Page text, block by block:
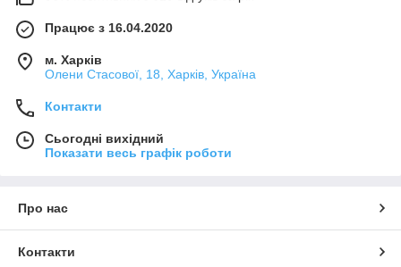
Працює з 16.04.2020
м. Харків
Олени Стасової, 18, Харків, Україна
Контакти
Сьогодні вихідний
Показати весь графік роботи
Про нас
Контакти